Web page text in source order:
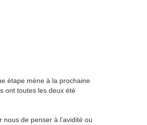
étape mène à la prochaine
ont toutes les deux été
de penser à l’avidité ou